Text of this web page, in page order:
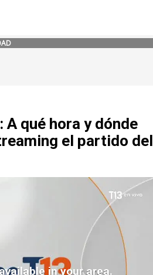
A qué hora y dónde
el partido del